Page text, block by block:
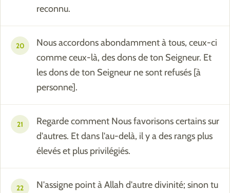
reconnu.
20
Nous accordons abondamment à tous, ceux-ci
comme ceux-là, des dons de ton Seigneur. Et
les dons de ton Seigneur ne sont refusés [à
personne].
21
Regarde comment Nous favorisons certains sur
d'autres. Et dans l'au-delà, il y a des rangs plus
élevés et plus privilégiés.
22
N'assigne point à Allah d'autre divinité; sinon tu